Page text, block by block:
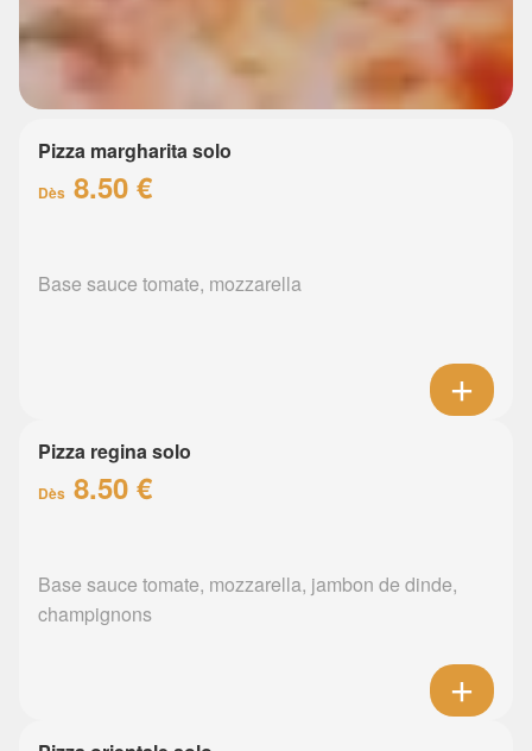
Pizza margharita solo
Dès 8.50 €
Base sauce tomate, mozzarella
Pizza regina solo
Dès 8.50 €
Base sauce tomate, mozzarella, jambon de dinde,
champignons